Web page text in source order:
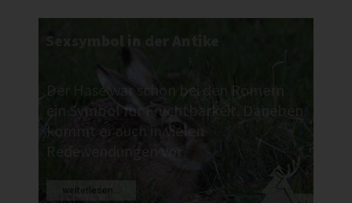
Sexsymbol in der Antike
Der Hase war schon bei den Römern
ein Symbol für Fruchtbarkeit. Daneben
kommt er auch in vielen
Redewendungen vor
weiterlesen...